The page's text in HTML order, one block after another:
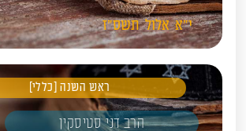
י"א אלול תשס"ז
ראש השנה [כללי]
הרב דני סטיסקין